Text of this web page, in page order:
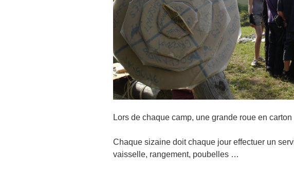
Lors de chaque camp, une grande roue en
Chaque sizaine doit chaque jour effectuer un
vaisselle, rangement, poubelles …